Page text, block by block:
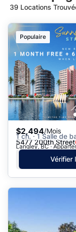
39 Locations
Suggéré
Date: les plus
Date: les plus
Prix - $$$ à $
Prix - $ à $$$
Populaire
$2,494/Mois
1 ch. · 1 Salle de
5477 200th Street
Langley, BC ·
Vérifier